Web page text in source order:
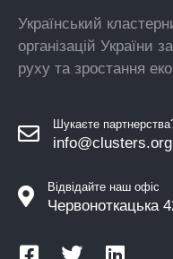
Український
організацій України
руху та зростання
Шукаєте
Відвідайте наш офіс
Червоноткацька